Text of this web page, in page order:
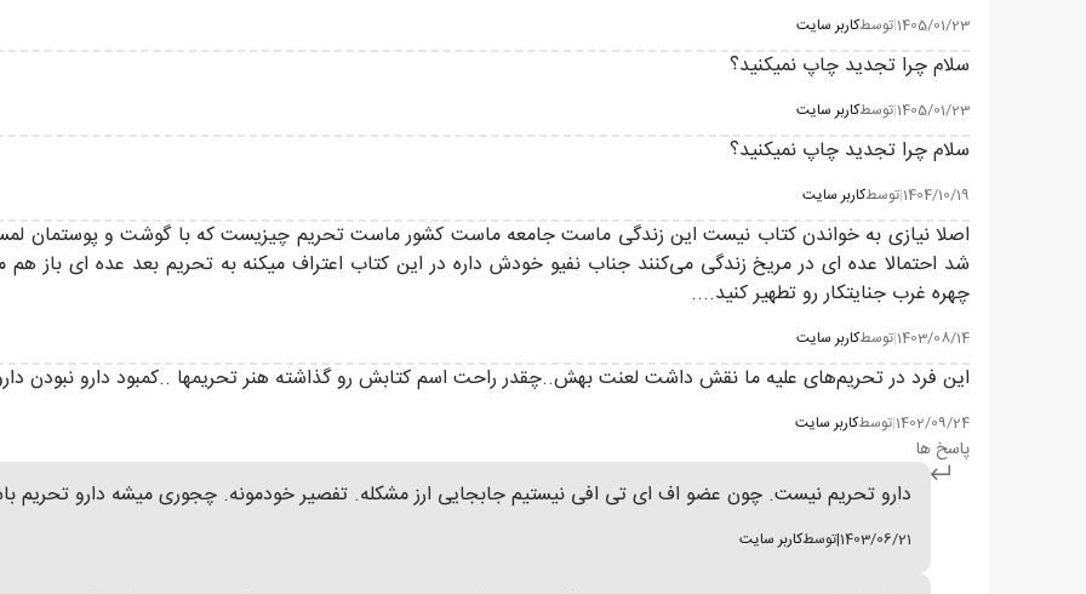
1405/01/23
|توسطکاربر سایت
سلام چرا تجدید چاپ نمیکنید؟
1405/01/23
|توسطکاربر سایت
سلام چرا تجدید چاپ نمیکنید؟
1404/10/19
|توسطکاربر سایت
اصلا نیازی به خواندن کتاب نیست این زندگی ماست جامعه ماست کشور ماست تحریم چیزیست که با گوشت و پوستمان
شد احتمالا عده ای در مریخ زندگی می‌کنند جناب نفیو خودش داره در این کتاب اعتراف میکنه به تحریم بعد عده ای باز
چهره غرب جنایتکار رو تطهیر کنید....
1403/08/14
|توسطکاربر سایت
این فرد در تحریم‌های علیه ما نقش داشت لعنت بهش..چقدر راحت اسم کتابش رو گذاشته هنر تحریمها ..کمبود دارو نبودن دارو
1402/09/24
|توسطکاربر سایت
پاسخ ها
دارو تحریم نیست. چون عضو اف ای تی افی نیستیم جابجایی ارز مشکله. تفصیر خودمونه. چجوری میشه دارو تحریم
1403/06/21
|توسطکاربر سایت